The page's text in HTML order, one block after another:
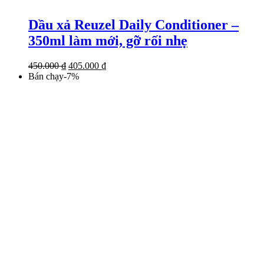
Dầu xả Reuzel Daily Conditioner –
350ml làm mới, gỡ rối nhẹ
450.000₫ Giá
gốc
405.000 ₫Giá
Bán chạy-7%